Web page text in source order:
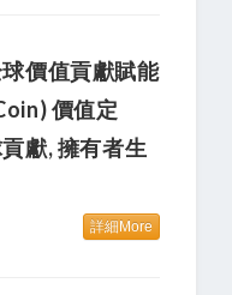
價值貢獻賦能
價值定
獻, 擁有者生
詳細More